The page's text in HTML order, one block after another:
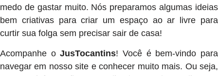
medo de gastar muito. Nós preparamos algumas ideias
bem criativas para criar um espaço ao ar livre para
curtir sua folga sem precisar sair de casa!
Acompanhe oJusTocantins! Você é bem-vindo para
navegar em nosso site e conhecer muito mais. Ou seja,